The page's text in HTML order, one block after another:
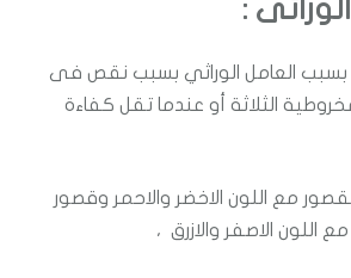
:
العامل الوراثي بسبب نقص فى
الثلاثة أو عندما تقل كفاءة
مع اللون الاخضر والاحمر وقصور
الاصفر والازرق ،